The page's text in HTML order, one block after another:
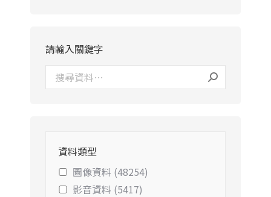
請輸入關鍵字
資料類型
圖像資料 (48254)
影音資料 (5417)